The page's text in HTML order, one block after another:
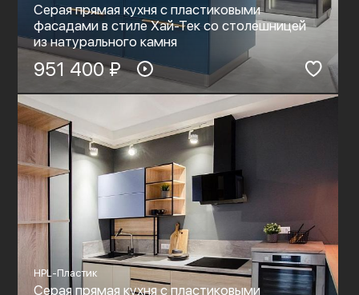
Серая прямая кухня с пластиковыми
фасадами в стиле Хай-Тек со столешницей
из натурального камня
951 400 ₽
HPL-Пластик
Серая прямая кухня с пластиковыми